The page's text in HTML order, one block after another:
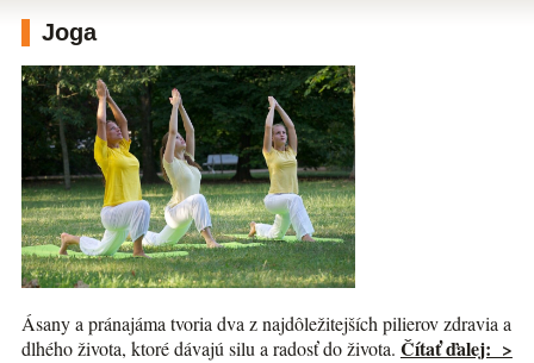
Joga
Ásany a pránajáma tvoria dva z najdôležitejších pilierov zdravia a
dlhého života, ktoré dávajú silu a radosť do života. Čítať ďalej: >